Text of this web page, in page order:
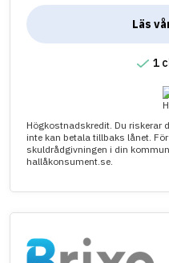
Läs
1
Högkostnadskredit. Du riskerar
inte kan betala tillbaks lånet.
skuldrådgivningen i din
hallåkonsument.se.